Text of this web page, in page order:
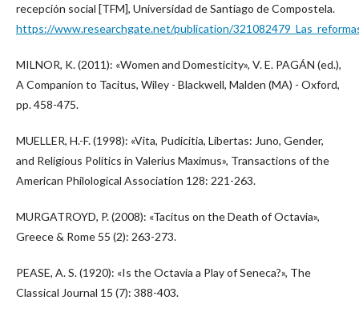
recepción social [TFM], Universidad de Santiago de Compostela.
https://www.researchgate.net/publication/
MILNOR, K. (2011): «Women and Domesticity», V. E. PAGÁN (ed.),
A Companion to Tacitus, Wiley - Blackwell, Malden (MA) - Oxford,
pp. 458-475.
MUELLER, H.-F. (1998): «Vita, Pudicitia, Libertas: Juno, Gender,
and Religious Politics in Valerius Maximus», Transactions of the
American Philological Association 128: 221-263.
MURGATROYD, P. (2008): «Tacitus on the Death of Octavia»,
Greece & Rome 55 (2): 263-273.
PEASE, A. S. (1920): «Is the Octavia a Play of Seneca?», The
Classical Journal 15 (7): 388-403.